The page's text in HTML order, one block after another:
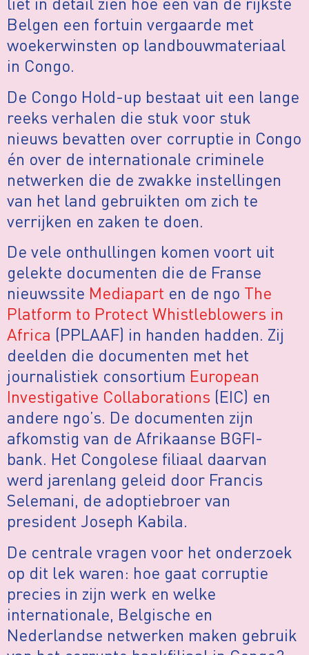
Belgen een fortuin vergaarde met
woekerwinsten op landbouwmateriaal
in Congo.
De Congo Hold-up bestaat uit een lange
reeks verhalen die stuk voor stuk
nieuws bevatten over corruptie in Congo
én over de internationale criminele
netwerken die de zwakke instellingen
van het land gebruikten om zich te
verrijken en zaken te doen.
De vele onthullingen komen voort uit
gelekte documenten die de Franse
nieuwssite Mediapart en de ngo The
Platform to Protect Whistleblowers in
Africa (PPLAAF) in handen hadden. Zij
deelden die documenten met het
journalistiek consortium European
Investigative Collaborations (EIC) en
andere ngo’s. De documenten zijn
afkomstig van de Afrikaanse BGFI-
bank. Het Congolese ﬁliaal daarvan
werd jarenlang geleid door Francis
Selemani, de adoptiebroer van
president Joseph Kabila.
De centrale vragen voor het onderzoek
op dit lek waren: hoe gaat corruptie
precies in zijn werk en welke
internationale, Belgische en
Nederlandse netwerken maken gebruik